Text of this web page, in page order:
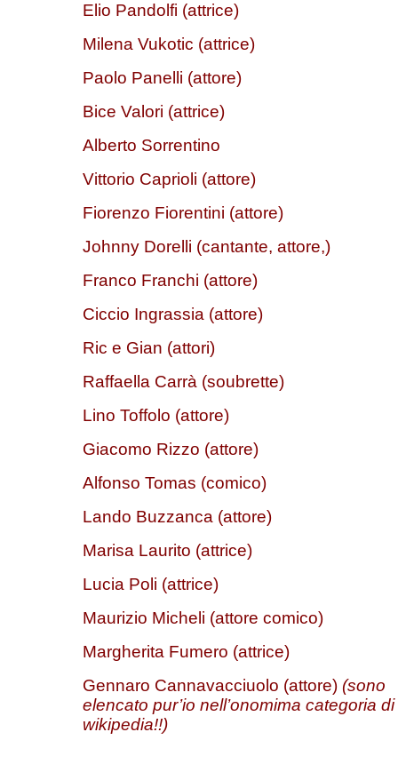
Elio Pandolfi (attrice)
Milena Vukotic (attrice)
Paolo Panelli (attore)
Bice Valori (attrice)
Alberto Sorrentino
Vittorio Caprioli (attore)
Fiorenzo Fiorentini (attore)
Johnny Dorelli (cantante, attore,)
Franco Franchi (attore)
Ciccio Ingrassia (attore)
Ric e Gian (attori)
Raffaella Carrà (soubrette)
Lino Toffolo (attore)
Giacomo Rizzo (attore)
Alfonso Tomas (comico)
Lando Buzzanca (attore)
Marisa Laurito (attrice)
Lucia Poli (attrice)
Maurizio Micheli (attore comico)
Margherita Fumero (attrice)
Gennaro Cannavacciuolo (attore) (sono
elencato pur’io nell’onomima categoria di
wikipedia!!)